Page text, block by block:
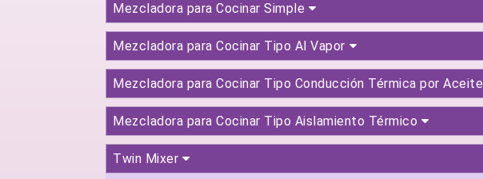
Mezcladora para Cocinar Simple
Mezcladora para Cocinar Tipo Al Vapor
Mezcladora para Cocinar Tipo Conducción Térmica por Aceite
Mezcladora para Cocinar Tipo Aislamiento Térmico
Twin Mixer